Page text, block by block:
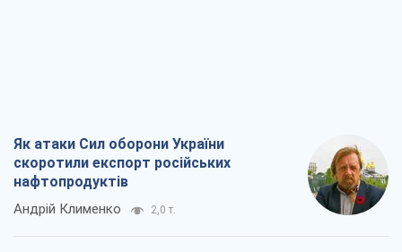
Як атаки Сил оборони України
скоротили експорт російських
нафтопродуктів
Андрій Клименко 2,0 т.